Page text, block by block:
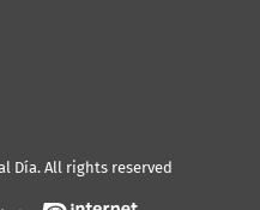
Día. All rights reserved